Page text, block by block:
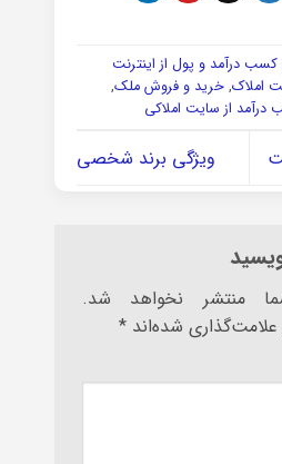
کسب درآمد و پول از اینترنت
املاک, خرید و فروش ملک,
از سایت املاکی
ویژگی برند شخصی
منتشر نخواهد شد.
شده‌اند *